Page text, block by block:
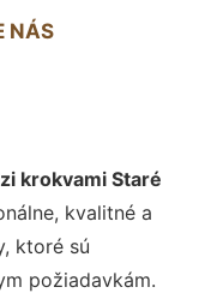
NÁS
krokvami Staré
kvalitné a
ktoré sú
požiadavkám.